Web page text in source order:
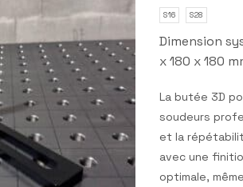
S16 S28
Dimension
x 180 x 180
La butée 3D
soudeurs
et la
avec une
optimale,